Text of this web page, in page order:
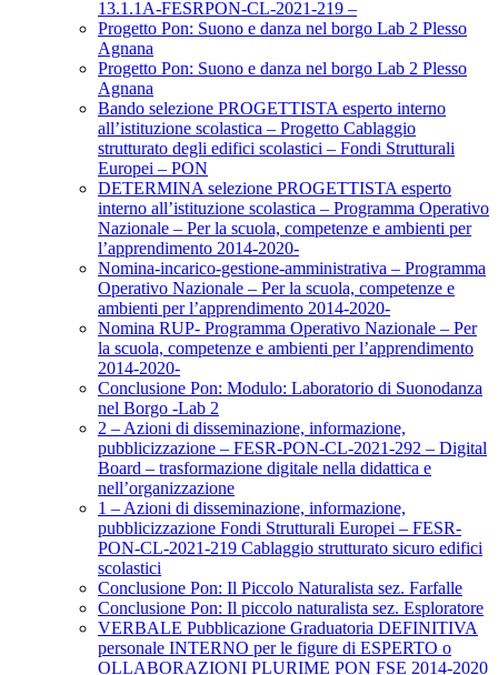
13.1.1A-FESRPON-CL-2021-219 –
Progetto Pon: Suono e danza nel borgo Lab 2 Plesso
Agnana
Progetto Pon: Suono e danza nel borgo Lab 2 Plesso
Agnana
Bando selezione PROGETTISTA esperto interno
all’istituzione scolastica – Progetto Cablaggio
strutturato degli edifici scolastici – Fondi Strutturali
Europei – PON
DETERMINA selezione PROGETTISTA esperto
interno all’istituzione scolastica – Programma Operativo
Nazionale – Per la scuola, competenze e ambienti per
l’apprendimento 2014-2020-
Nomina-incarico-gestione-amministrativa – Programma
Operativo Nazionale – Per la scuola, competenze e
ambienti per l’apprendimento 2014-2020-
Nomina RUP- Programma Operativo Nazionale – Per
la scuola, competenze e ambienti per l’apprendimento
2014-2020-
Conclusione Pon: Modulo: Laboratorio di Suonodanza
nel Borgo -Lab 2
2 – Azioni di disseminazione, informazione,
pubblicizzazione – FESR-PON-CL-2021-292 – Digital
Board – trasformazione digitale nella didattica e
nell’organizzazione
1 – Azioni di disseminazione, informazione,
pubblicizzazione Fondi Strutturali Europei – FESR-
PON-CL-2021-219 Cablaggio strutturato sicuro edifici
scolastici
Conclusione Pon: Il Piccolo Naturalista sez. Farfalle
Conclusione Pon: Il piccolo naturalista sez. Esploratore
VERBALE Pubblicazione Graduatoria DEFINITIVA
personale INTERNO per le figure di ESPERTO o
OLLABORAZIONI PLURIME PON FSE 2014-2020